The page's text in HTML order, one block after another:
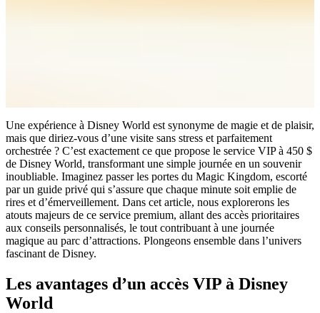
Une expérience à Disney World est synonyme de magie et de plaisir,
mais que diriez-vous d’une visite sans stress et parfaitement
orchestrée ? C’est exactement ce que propose le service VIP à 450 $
de Disney World, transformant une simple journée en un souvenir
inoubliable. Imaginez passer les portes du Magic Kingdom, escorté
par un guide privé qui s’assure que chaque minute soit emplie de
rires et d’émerveillement. Dans cet article, nous explorerons les
atouts majeurs de ce service premium, allant des accès prioritaires
aux conseils personnalisés, le tout contribuant à une journée
magique au parc d’attractions. Plongeons ensemble dans l’univers
fascinant de Disney.
Les avantages d’un accès VIP à Disney
World